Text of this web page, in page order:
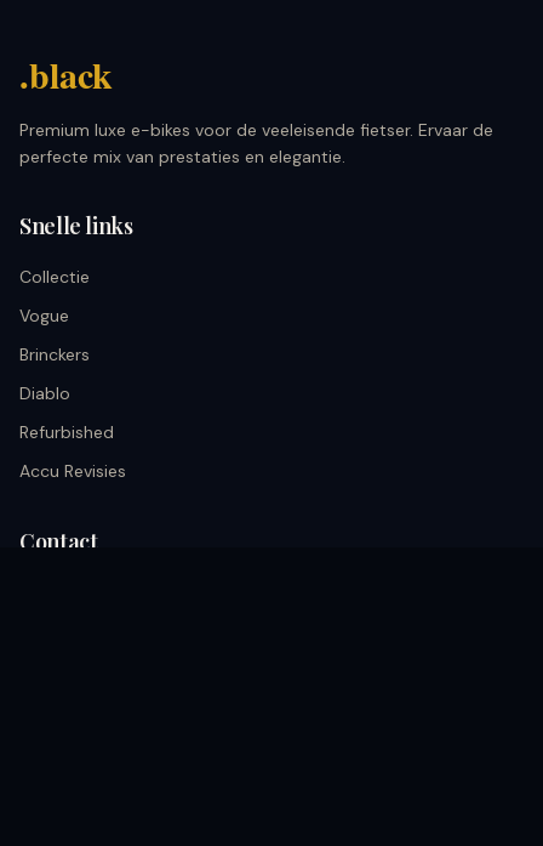
.black
Premium luxe e-bikes voor de veeleisende fietser. Ervaar de
perfecte mix van prestaties en elegantie.
Snelle links
Collectie
Vogue
Brinckers
Diablo
Refurbished
Accu Revisies
Contact